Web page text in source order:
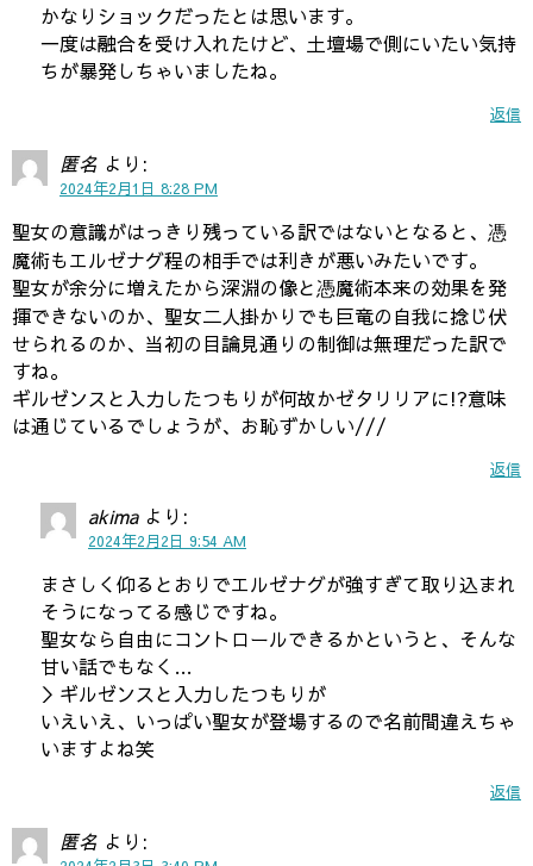
かなりショックだったとは思います。
一度は融合を受け入れたけど、土壇場で側にいたい気持
ちが暴発しちゃいましたね。
返信
匿名 より:
2024年2月1日 8:28 PM
聖女の意識がはっきり残っている訳ではないとなると、憑
魔術もエルゼナグ程の相手では利きが悪いみたいです。
聖女が余分に増えたから深淵の像と憑魔術本来の効果を発
揮できないのか、聖女二人掛かりでも巨竜の自我に捻じ伏
せられるのか、当初の目論見通りの制御は無理だった訳で
すね。
ギルゼンスと入力したつもりが何故かゼタリリアに!?意味
は通じているでしょうが、お恥ずかしい///
返信
akima より:
2024年2月2日 9:54 AM
まさしく仰るとおりでエルゼナグが強すぎて取り込まれ
そうになってる感じですね。
聖女なら自由にコントロールできるかというと、そんな
甘い話でもなく…
＞ギルゼンスと入力したつもりが
いえいえ、いっぱい聖女が登場するので名前間違えちゃ
いますよね笑
返信
匿名 より: